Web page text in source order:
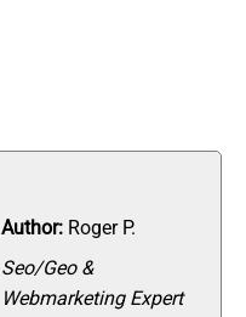
Author: Roger P.
Seo/Geo &
Webmarketing Expert